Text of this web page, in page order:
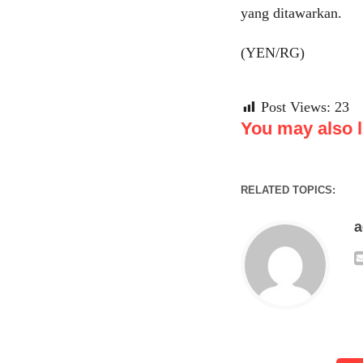
yang ditawarkan.
(YEN/RG)
Post Views: 23
You may also
RELATED TOPICS: